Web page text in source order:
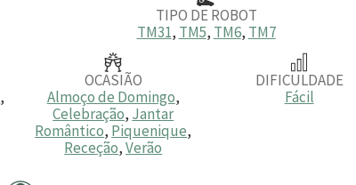
TIPO DE ROBOT
TM31, TM5, TM6, TM7
,
OCASIÃO
Almoço de Domingo,
Celebração, Jantar
Romântico, Piquenique,
Receção,Verão
DIFICULDADE
Fácil